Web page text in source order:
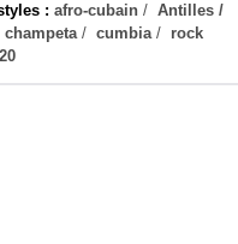
: afro-cubain / Antilles /
champeta/ cumbia/ rock